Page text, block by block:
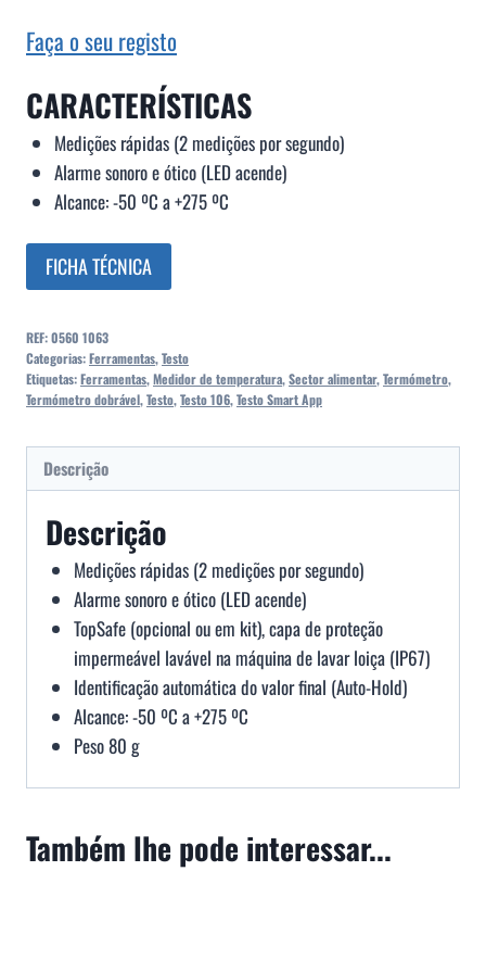
Faça o seu registo
CARACTERÍSTICAS
Medições rápidas (2 medições por segundo)
Alarme sonoro e ótico (LED acende)
Alcance: -50 ºC a +275 ºC
FICHA TÉCNICA
REF:0560 1063
Categorias:Ferramentas,Testo
Etiquetas:Ferramentas,Medidor de temperatura,Sector alimentar,Termómetro,
Termómetro dobrável,Testo,Testo 106,Testo Smart App
Descrição
Descrição
Medições rápidas (2 medições por segundo)
Alarme sonoro e ótico (LED acende)
TopSafe (opcional ou em kit), capa de proteção
impermeável lavável na máquina de lavar loiça (IP67)
Identificação automática do valor final (Auto-Hold)
Alcance: -50 ºC a +275 ºC
Peso 80 g
Também lhe pode interessar...